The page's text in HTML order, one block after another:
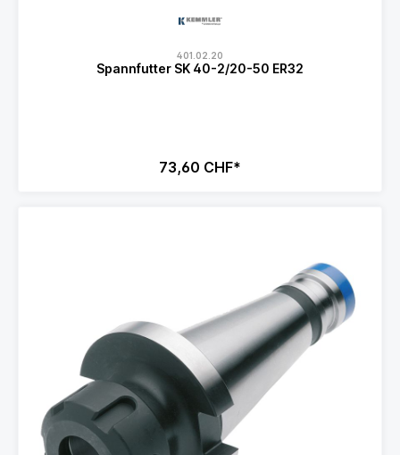
401.02.20
Spannfutter SK 40-2/20-50 ER32
73,60 CHF*